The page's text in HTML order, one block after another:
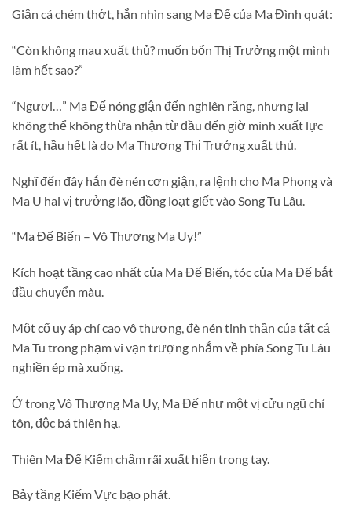
Giận cá chém thớt, hắn nhìn sang Ma Đế của Ma Đình quát:
“Còn không mau xuất thủ? muốn bổn Thị Trưởng một mình
làm hết sao?”
“Ngươi…” Ma Đế nóng giận đến nghiên răng, nhưng lại
không thể không thừa nhận từ đầu đến giờ mình xuất lực
rất ít, hầu hết là do Ma Thương Thị Trưởng xuất thủ.
Nghĩ đến đây hắn đè nén cơn giận, ra lệnh cho Ma Phong và
Ma U hai vị trưởng lão, đồng loạt giết vào Song Tu Lâu.
“Ma Đế Biến – Vô Thượng Ma Uy!”
Kích hoạt tầng cao nhất của Ma Đế Biến, tóc của Ma Đế bắt
đầu chuyển màu.
Một cổ uy áp chí cao vô thượng, đè nén tinh thần của tất cả
Ma Tu trong phạm vi vạn trượng nhắm về phía Song Tu Lâu
nghiền ép mà xuống.
Ở trong Vô Thượng Ma Uy, Ma Đế như một vị cửu ngũ chí
tôn, độc bá thiên hạ.
Thiên Ma Đế Kiếm chậm rãi xuất hiện trong tay.
Bảy tầng Kiếm Vực bạo phát.